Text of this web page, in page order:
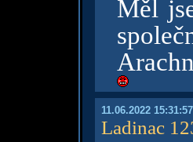
Měl
11.06.2022 15:31:57
Ladinac